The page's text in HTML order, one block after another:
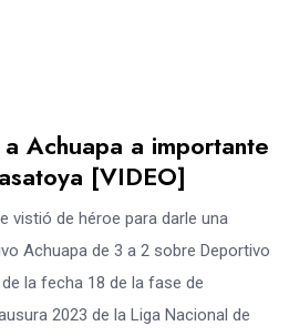
Achuapa a importante
[VIDEO]
vistió de héroe para darle una
Achuapa de 3 a 2 sobre Deportivo
la fecha 18 de la fase de
2023 de la Liga Nacional de